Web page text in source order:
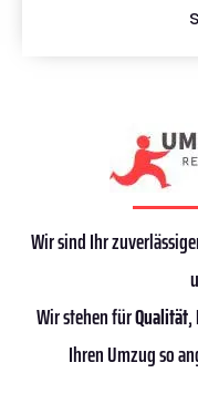
Wir sind Ihr
Wir stehen fürQualität,
Ihren Umzug so